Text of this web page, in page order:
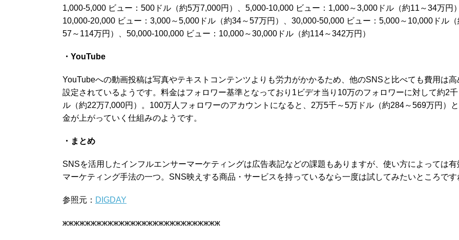
1,000-5,000 ビュー：500ドル（約5万7,000円）、5,000-10,000 ビュー：1,000～3,000ドル（約11～34万円）
10,000-20,000 ビュー：3,000～5,000ドル（約34～57万円）、30,000-50,000 ビュー：5,000～10,000ドル（
57～114万円）、50,000-100,000 ビュー：10,000～30,000ドル（約114～342万円）
・YouTube
YouTubeへの動画投稿は写真やテキストコンテンツよりも労力がかかるため、他のSNSと比べても費用は高
設定されているようです。料金はフォロワー基準となっており1ビデオ当り10万のフォロワーに対して約2千
ル（約22万7,000円）。100万人フォロワーのアカウントになると、2万5千～5万ドル（約284～569万円）
金が上がっていく仕組みのようです。
・まとめ
SNSを活用したインフルエンサーマーケティングは広告表記などの課題もありますが、使い方によっては有
マーケティング手法の一つ。SNS映えする商品・サービスを持っているなら一度は試してみたいところです
参照元： DIGDAY
жжжжжжжжжжжжжжжжжжжжжжжжжжжж